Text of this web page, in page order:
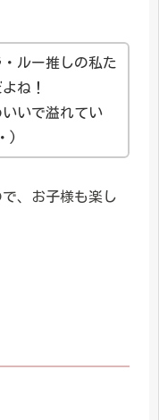
ルー推しの私た
ね！
いで溢れてい
)
、お子様も楽し